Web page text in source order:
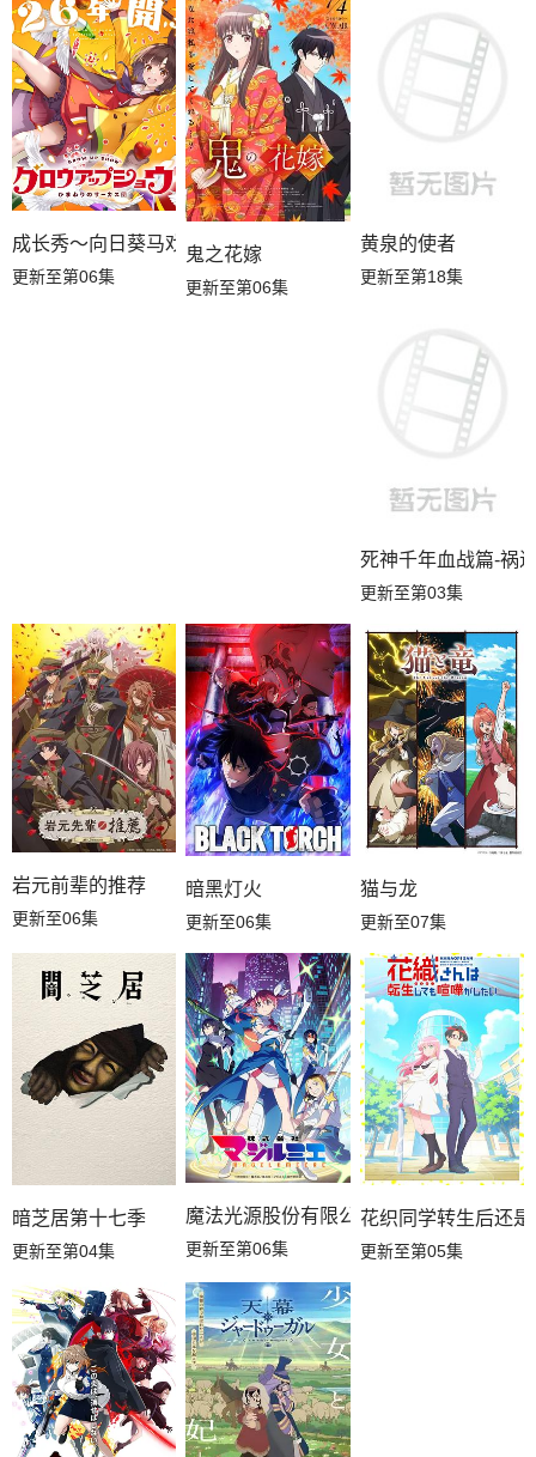
第10集 第09集
第07集 第06集 第05集
第04集 第03集 第02集
第01集
成长秀～向日葵马戏团～
更新至第06集
鬼之花嫁
更新至第06集
黄泉的使者
更新至第18集
死神千年血战篇-祸
更新至第03集
岩元前辈的推荐
更新至06集
暗黑灯火
更新至06集
猫与龙
更新至07集
暗芝居第十七季
更新至第04集
魔法光源股份有限公司第二季
更新至第06集
花织同学转生后还
更新至第05集